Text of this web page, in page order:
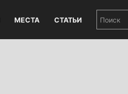
МЕСТА СТАТЬИ